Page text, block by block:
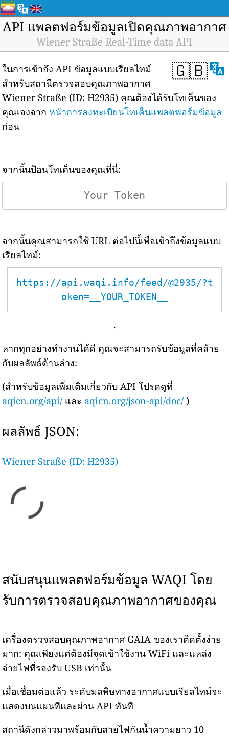
API แพลตฟอร์มข้อมูลเปิดคุณภาพอากาศ
Wiener Straße Real-Time data API
🇬🇧
ในการเข้าถึง API ข้อมูลแบบเรียลไทม์
สำหรับสถานีตรวจสอบคุณภาพอากาศ
Wiener Straße (ID: H2935) คุณต้องได้รับโทเค็นของ
คุณเองจาก หน้าการลงทะเบียนโทเค็นแพลตฟอร์มข้อมูล
ก่อน
จากนั้นป้อนโทเค็นของคุณที่นี่:
จากนั้นคุณสามารถใช้ URL ต่อไปนี้เพื่อเข้าถึงข้อมูลแบบ
เรียลไทม์:
https://api.waqi.info/feed/@2935/?t
oken=__YOUR_TOKEN__
.
หากทุกอย่างทำงานได้ดี คุณจะสามารถรับข้อมูลที่คล้าย
กับผลลัพธ์ด้านล่าง:
(สำหรับข้อมูลเพิ่มเติมเกี่ยวกับ API โปรดดูที่
aqicn.org/api/ และ aqicn.org/json-api/doc/ )
ผลลัพธ์ JSON:
Wiener Straße (ID: H2935)
สนับสนุนแพลตฟอร์มข้อมูล WAQI โดย
รับการตรวจสอบคุณภาพอากาศของคุณ
เครื่องตรวจสอบคุณภาพอากาศ GAIA ของเราติดตั้งง่าย
มาก: คุณเพียงแค่ต้องมีจุดเข้าใช้งาน WiFi และแหล่ง
จ่ายไฟที่รองรับ USB เท่านั้น
เมื่อเชื่อมต่อแล้ว ระดับมลพิษทางอากาศแบบเรียลไทม์จะ
แสดงบนแผนที่และผ่าน API ทันที
สถานีดังกล่าวมาพร้อมกับสายไฟกันน้ำความยาว 10